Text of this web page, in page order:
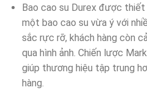
Bao cao su Durex được
một bao cao su vừa ý với
sắc rực rỡ, khách hàng còn
qua hình ảnh. Chiến lược
giúp thương hiệu tập trung
hàng.